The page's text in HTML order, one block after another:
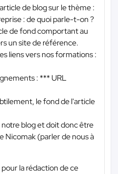
de blog sur le thème :
: de quoi parle-t-on ?
de fond comportant au
un site de référence.
liens vers nos formations :
: *** URL
le fond de l'article
blog et doit donc être
Nicomak (parler de nous à
la rédaction de ce